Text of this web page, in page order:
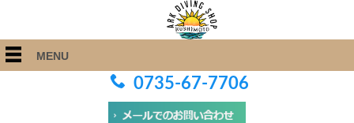
MENU
0735-67-7706